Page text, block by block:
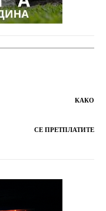
КАКО
СЕ ПРЕТПЛАТИТЕ